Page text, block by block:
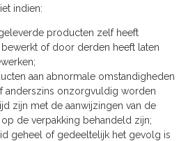
indien:
producten zelf heeft
of door derden heeft laten
aan abnormale omstandigheden
anderszins onzorgvuldig worden
zijn met de aanwijzingen van de
de verpakking behandeld zijn;
geheel of gedeeltelijk het gevolg is